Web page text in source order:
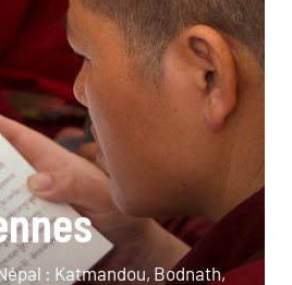
: Katmandou, Bodnath,